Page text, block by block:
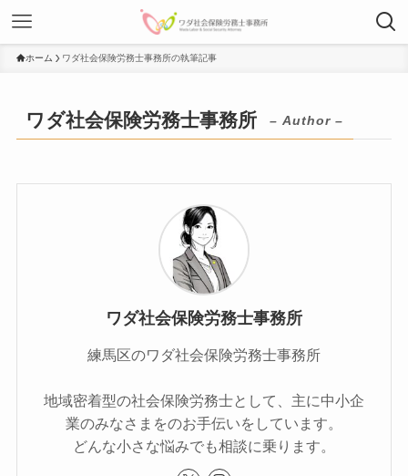
ホーム ワダ社会保険労務士事務所の執筆記事
ワダ社会保険労務士事務所 – Author –
ワダ社会保険労務士事務所
練馬区のワダ社会保険労務士事務所
地域密着型の社会保険労務士として、主に中小企
業のみなさまをのお手伝いをしています。
どんな小さな悩みでも相談に乗ります。